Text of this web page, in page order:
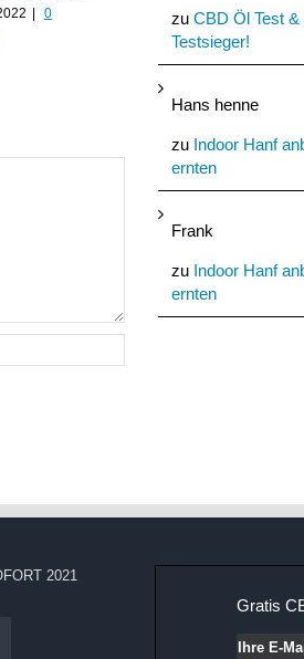
|
0
August 24th, 2022 | 0
Kommentare
zu CBD Öl Test
Testsieger!
Hans henne
zu Indoor Hanf
ernten
Frank
zu Indoor Hanf
ernten
2021
Gratis
Ihre E-